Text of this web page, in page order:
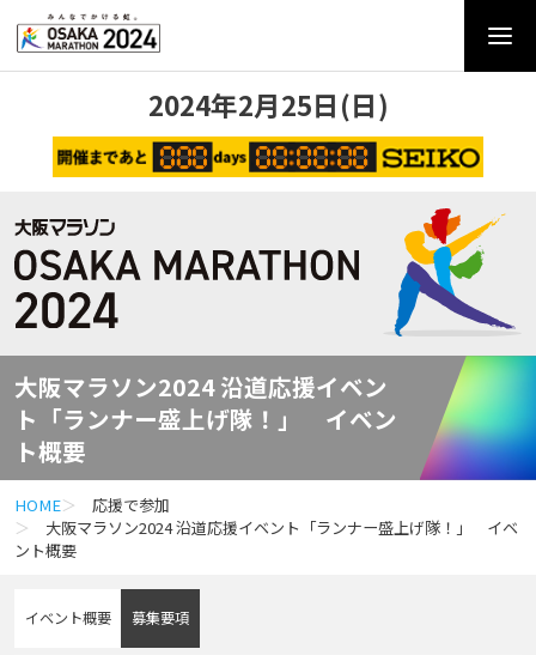
2024年2月25日(日)
大阪マラソン2024 沿道応援イベン
ト「ランナー盛上げ隊！」 イベン
ト概要
HOME
応援で参加
大阪マラソン2024 沿道応援イベント「ランナー盛上げ隊！」 イベ
ント概要
イベント概要 募集要項